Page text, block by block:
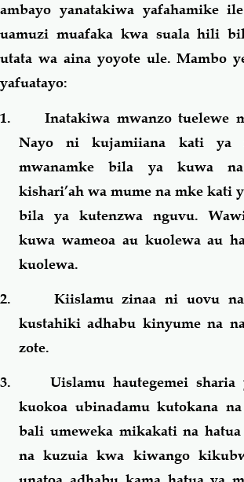
ambayo yanatakiwa yafahamike
uamuzi muafaka kwa suala hili
utata wa aina yoyote ule. Mambo
yafuatayo:
1. Inatakiwa mwanzo tuelewe
Nayo ni kujamiiana kati ya
mwanamke bila ya kuwa
kishari’ah wa mume na mke kati
bila ya kutenzwa nguvu.
kuwa wameoa au kuolewa au
kuolewa.
2. Kiislamu zinaa ni uovu na
kustahiki adhabu kinyume na
zote.
3. Uislamu hautegemei sharia
kuokoa ubinadamu kutokana
bali umeweka mikakati na hatua
na kuzuia kwa kiwango